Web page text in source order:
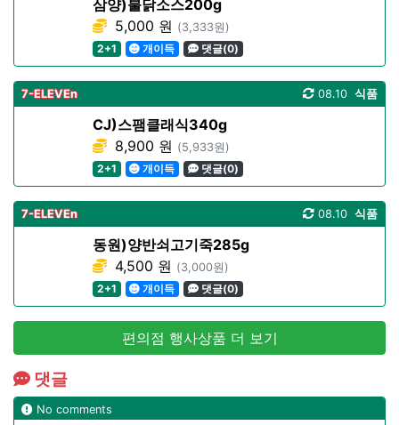
삼양)불닭소스200g
5,000 원 (3,333원)
2+1
개이득 댓글(0)
7-ELEVEn 식품
08.10
CJ)스팸클래식340g
8,900 원 (5,933원)
2+1
개이득 댓글(0)
7-ELEVEn 식품
08.10
동원)양반쇠고기죽285g
4,500 원 (3,000원)
2+1
개이득 댓글(0)
편의점 행사상품 더 보기
댓글
No comments